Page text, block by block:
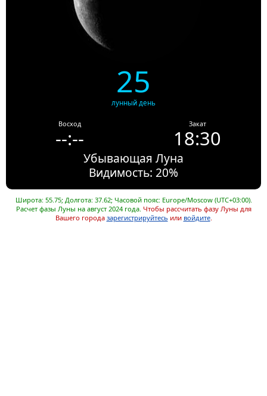
25
лунный день
Восход
--:--
Закат
18:30
Убывающая Луна
Видимость: 20%
Широта: 55.75; Долгота: 37.62; Часовой пояс: Europe/Moscow (UTC+03:00).
Расчет фазы Луны на август 2024 года. Чтобы рассчитать фазу Луны для
Вашего города зарегистрируйтесь или войдите.